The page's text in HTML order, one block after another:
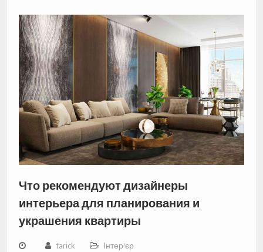
Что рекомендуют дизайнеры
интерьера для планирования и
украшения квартиры
tarick Інтер'єр